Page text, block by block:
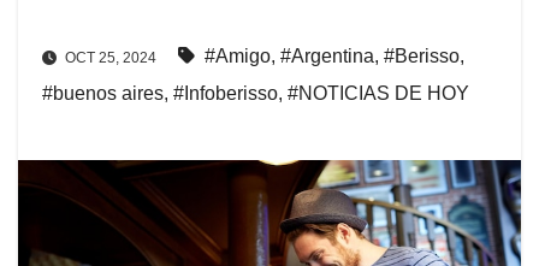
OCT 25, 2024 #Amigo, #Argentina, #Berisso,
#buenos aires, #Infoberisso, #NOTICIAS DE HOY